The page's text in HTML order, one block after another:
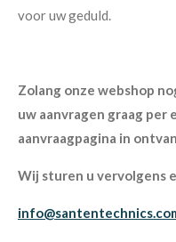
voor uw geduld.
Zolang onze webshop
uw aanvragen graag per
aanvraagpagina in
Wij sturen u vervolgens